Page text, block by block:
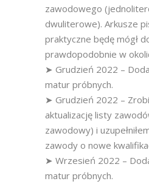
zawodowego
dwuliterowe). Arkusze
praktyczne będę mógł
prawdopodobnie w
➤ Grudzień 2022 –
matur próbnych.
➤ Grudzień 2022 –
aktualizację listy
zawodowy) i
zawody o nowe
➤ Wrzesień 2022 –
matur próbnych.